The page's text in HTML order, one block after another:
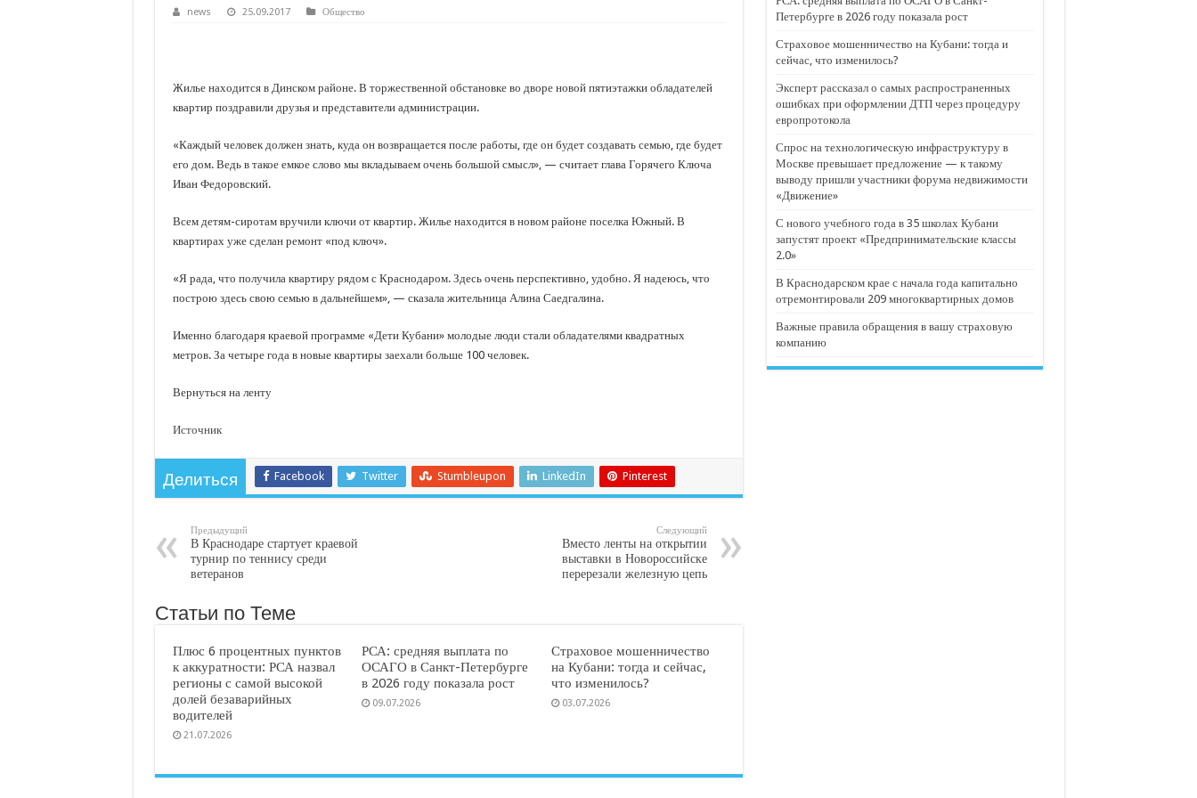
С нового учебного года в 35 школах Кубани запустят проект «Предпринимательские классы 2.0»
В городах и районах Кубани отметили День России
news 25.09.2017 Общество
Жилье находится в Динском районе. В торжественной обстановке во дворе новой пятиэтажки обладателей
квартир поздравили друзья и представители администрации.
«Каждый человек должен знать, куда он возвращается после работы, где он будет создавать семью, где будет
его дом. Ведь в такое емкое слово мы вкладываем очень большой смысл», — считает глава Горячего Ключа
Иван Федоровский.
Всем детям-сиротам вручили ключи от квартир. Жилье находится в новом районе поселка Южный. В
квартирах уже сделан ремонт «под ключ».
«Я рада, что получила квартиру рядом с Краснодаром. Здесь очень перспективно, удобно. Я надеюсь, что
построю здесь свою семью в дальнейшем», — сказала жительница Алина Саедгалина.
Именно благодаря краевой программе «Дети Кубани» молодые люди стали обладателями квадратных
метров. За четыре года в новые квартиры заехали больше 100 человек.
Вернуться на ленту
Источник
Делиться Facebook Twitter Stumbleupon LinkedIn Pinterest
Предыдущий
В Краснодаре стартует краевой
турнир по теннису среди
ветеранов
Следующий
Вместо ленты на открытии
выставки в Новороссийске
перерезали железную цепь
Статьи по Теме
Плюс 6 процентных пунктов
к аккуратности: РСА назвал
регионы с самой высокой
долей безаварийных
водителей
21.07.2026
РСА: средняя выплата по
ОСАГО в Санкт-Петербурге
в 2026 году показала рост
09.07.2026
Страховое мошенничество
на Кубани: тогда и сейчас,
что изменилось?
03.07.2026
Петербурге в 2026 году показала рост
Страховое мошенничество на Кубани: тогда и
сейчас, что изменилось?
Эксперт рассказал о самых распространенных
ошибках при оформлении ДТП через процедуру
европротокола
Спрос на технологическую инфраструктуру в
Москве превышает предложение — к такому
выводу пришли участники форума недвижимости
«Движение»
С нового учебного года в 35 школах Кубани
запустят проект «Предпринимательские классы
2.0»
В Краснодарском крае с начала года капитально
отремонтировали 209 многоквартирных домов
Важные правила обращения в вашу страховую
компанию